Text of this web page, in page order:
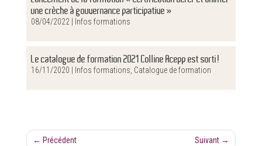
une crèche à gouvernance participative »
08/04/2022 | Infos formations
Le catalogue de formation 2021 Colline Acepp est sorti!
16/11/2020 | Infos formations, Catalogue de formation
← Précédent Suivant →